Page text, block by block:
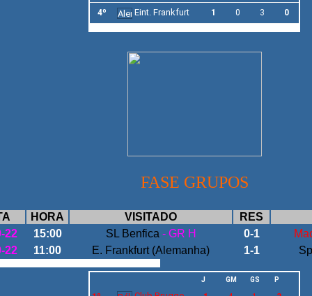
4º Eint. Frankfurt 1 0 3 0
FASE GRUPOS
HORA VISITADO RES
22
15:00 SL Benfica - GR H 0-1
22
11:00 E. Frankfurt (Alemanha) 1-1
J GM GS P